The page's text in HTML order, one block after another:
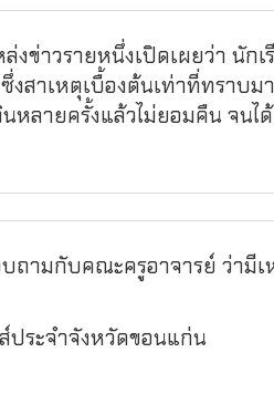
งข่าวรายหนึ่งเปิดเผยว่า นั
งสาเหตุเบื้องต้นเท่าที่ทราบ
หลายครั้งแล้วไม่ยอมคืน จน
ถามกับคณะครูอาจารย์ ว่ามี
ระจำจังหวัดขอนแก่น